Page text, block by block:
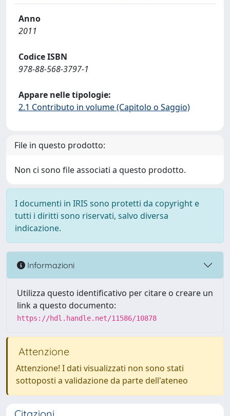
Anno
2011
Codice ISBN
978-88-568-3797-1
Appare nelle tipologie:
2.1 Contributo in volume (Capitolo o Saggio)
File in questo prodotto:
Non ci sono file associati a questo prodotto.
I documenti in IRIS sono protetti da copyright e
tutti i diritti sono riservati, salvo diversa
indicazione.
Informazioni
Utilizza questo identificativo per citare o creare un
link a questo documento:
https://hdl.handle.net/11586/10878
Attenzione
Attenzione! I dati visualizzati non sono stati
sottoposti a validazione da parte dell'ateneo